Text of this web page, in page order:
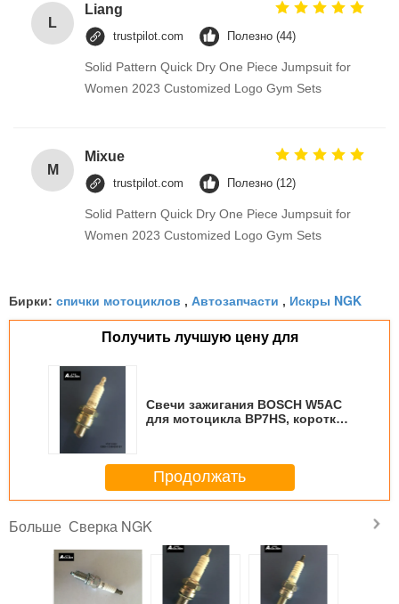
L
Liang
trustpilot.com Полезно (44)
Solid Pattern Quick Dry One Piece Jumpsuit for
Women 2023 Customized Logo Gym Sets
M
Mixue
trustpilot.com Полезно (12)
Solid Pattern Quick Dry One Piece Jumpsuit for
Women 2023 Customized Logo Gym Sets
Бирки: спички мотоциклов , Автозапчасти , Искры NGK
Получить лучшую цену для
Свечи зажигания BOSCH W5AC
для мотоцикла BP7HS, короткая
Продолжать
Больше Сверка NGK